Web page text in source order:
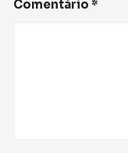
Comentário*